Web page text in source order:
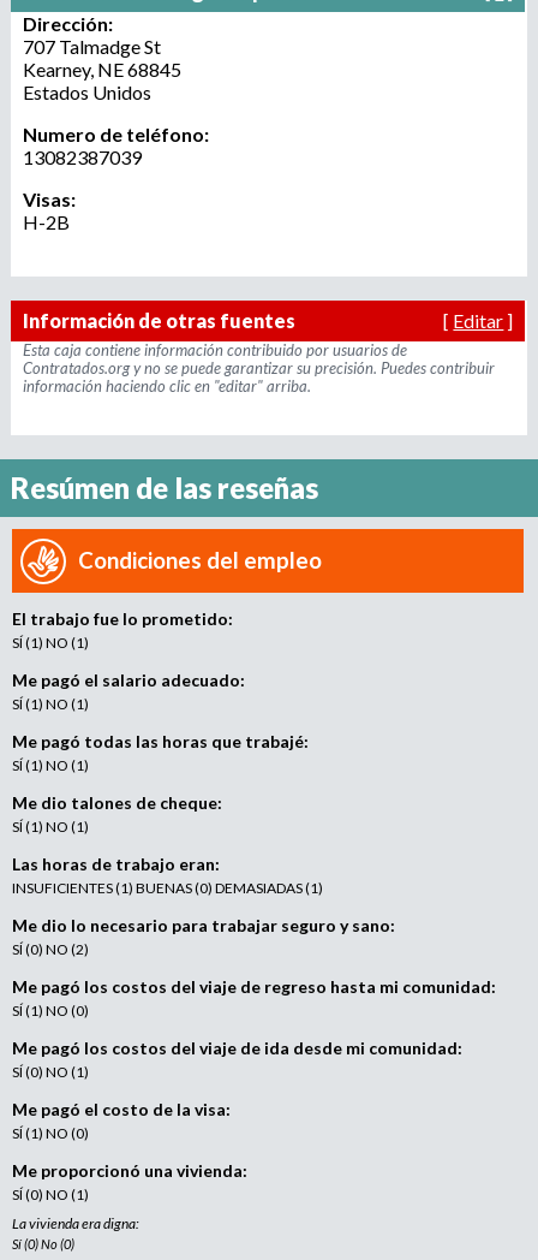
u
e
d
a
r
o
a
g
n
e
r
e
c
l
t
a
m
i
n
t
o
Dirección:
707 Talmadge St
Kearney, NE68845
Estados Unidos
Numero de teléfono:
13082387039
Visas:
H-2B
Información de otras fuentes [ Editar ]
Esta caja contiene información contribuido por usuarios de
Contratados.org y no se puede garantizar su precisión. Puedes contribuir
información haciendo clic en "editar" arriba.
Resúmen de las reseñas
Condiciones del empleo
El trabajo fue lo prometido:
SÍ (1) NO (1)
Me pagó el salario adecuado:
SÍ (1) NO (1)
Me pagó todas las horas que trabajé:
SÍ (1) NO (1)
Me dio talones de cheque:
SÍ (1) NO (1)
Las horas de trabajo eran:
INSUFICIENTES (1) BUENAS (0) DEMASIADAS (1)
Me dio lo necesario para trabajar seguro y sano:
SÍ (0) NO (2)
Me pagó los costos del viaje de regreso hasta mi comunidad:
SÍ (1) NO (0)
Me pagó los costos del viaje de ida desde mi comunidad:
SÍ (0) NO (1)
Me pagó el costo de la visa:
SÍ (1) NO (0)
Me proporcionó una vivienda:
SÍ (0) NO (1)
La vivienda era digna:
Sí (0) No (0)